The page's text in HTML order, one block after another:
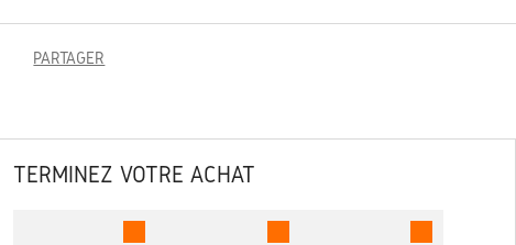
PARTAGER
TERMINEZ VOTRE ACHAT